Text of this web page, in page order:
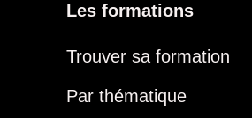
Les formations
Trouver sa formation
Par thématique